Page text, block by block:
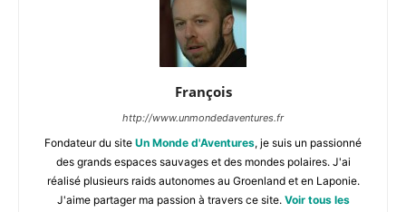
François
http://www.unmondedaventures.fr
Fondateur du site Un Monde d'Aventures, je suis un passionné
des grands espaces sauvages et des mondes polaires. J'ai
réalisé plusieurs raids autonomes au Groenland et en Laponie.
J'aime partager ma passion à travers ce site. Voir tous les